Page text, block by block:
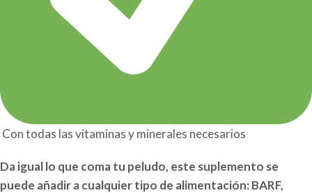
Con todas las vitaminas y minerales necesarios
Da igual lo que coma tu peludo, este suplemento se
puede añadir a cualquier tipo de alimentación: BARF,